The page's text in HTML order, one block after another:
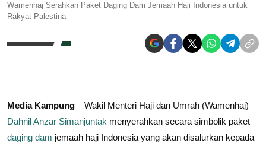
Wamenhaj Serahkan Paket Daging Dam Jemaah Haji Indonesia untuk
Rakyat Palestina
Media Kampung – Wakil Menteri Haji dan Umrah (Wamenhaj)
Dahnil Anzar Simanjuntak menyerahkan secara simbolik paket
daging dam jemaah haji Indonesia yang akan disalurkan kepada